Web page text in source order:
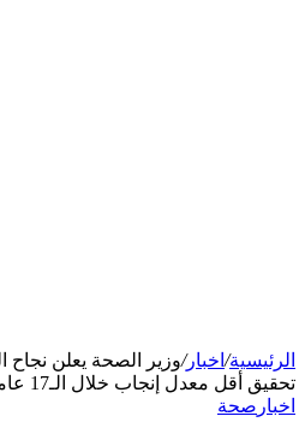
الرئيسية/ اخبار/وزير الصحة يعلن نجاح
تحقيق أقل معدل إنجاب خلال الـ17 عاماً الماضية
اخبار صحة